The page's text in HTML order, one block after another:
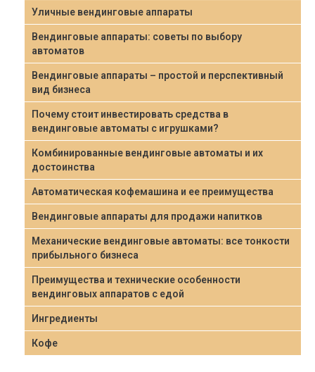
Уличные вендинговые аппараты
Вендинговые аппараты: советы по выбору
автоматов
Вендинговые аппараты – простой и перспективный
вид бизнеса
Почему стоит инвестировать средства в
вендинговые автоматы с игрушками?
Комбинированные вендинговые автоматы и их
достоинства
Автоматическая кофемашина и ее преимущества
Вендинговые аппараты для продажи напитков
Механические вендинговые автоматы: все тонкости
прибыльного бизнеса
Преимущества и технические особенности
вендинговых аппаратов с едой
Ингредиенты
Кофе